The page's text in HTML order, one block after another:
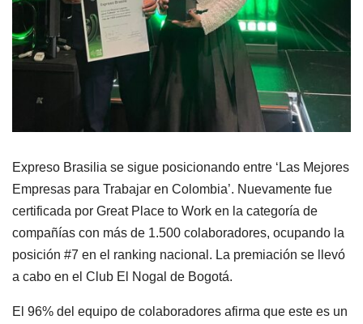
Expreso Brasilia se sigue posicionando entre ‘Las Mejores
Empresas para Trabajar en Colombia’. Nuevamente fue
certificada por Great Place to Work en la categoría de
compañías con más de 1.500 colaboradores, ocupando la
posición #7 en el ranking nacional. La premiación se llevó
a cabo en el Club El Nogal de Bogotá.
El 96% del equipo de colaboradores afirma que este es un